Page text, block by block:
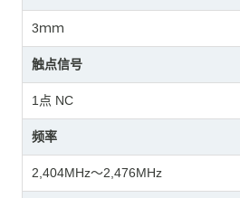
3ｍｍ
触点信号
1点 NC
频率
2,404MHz～2,476MHz